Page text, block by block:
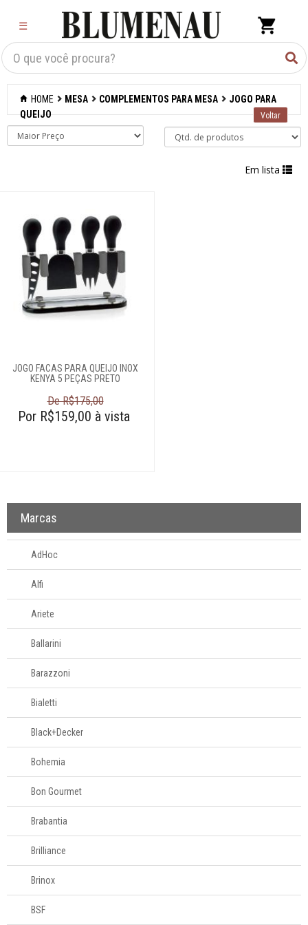
☰
Criar Lista×
Organização
Cozinha
Eletros
Bar
Café e chá
Açucareiros
Caminhos de
mesa
Cestas
Farinheira
Galheteiros
Guardanapos
Jogo para queijo
Meleiras
Molheiras
Porta-adoçantes
Porta-guardanapo
Prato giratório
Saleiro e
pimenteiro
Sopeira
Sousplats
Toalhas de mesa
Travessas
Louças
Servir
HOME MESA COMPLEMENTOS PARA MESA
JOGO PARA
QUEIJO
Em lista
JOGO FACAS PARA QUEIJO INOX
KENYA 5 PEÇAS PRETO
De R$175,00
Por R$159,00 à vista
Marcas
AdHoc
Alfi
Ariete
Ballarini
Barazzoni
Bialetti
Black+Decker
Bohemia
Bon Gourmet
Brabantia
Brilliance
Brinox
BSF